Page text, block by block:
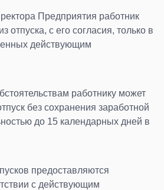
Предприятия работник
отпуска, с его согласия, только в
действующим
работнику может
без сохранения заработной
до 15 календарных дней в
предоставляются
с действующим